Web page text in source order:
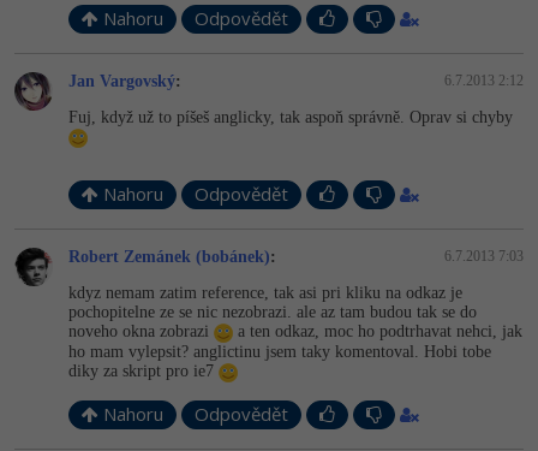
Nahoru Odpovědět
Jan Vargovský: 6.7.2013 2:12
Fuj, když už to píšeš anglicky, tak aspoň správně. Oprav si chyby
Nahoru Odpovědět
Robert Zemánek (bobánek): 6.7.2013 7:03
kdyz nemam zatim reference, tak asi pri kliku na odkaz je
pochopitelne ze se nic nezobrazi. ale az tam budou tak se do
noveho okna zobrazi
a ten odkaz, moc ho podtrhavat nehci, jak
ho mam vylepsit? anglictinu jsem taky komentoval. Hobi tobe
diky za skript pro ie7
Nahoru Odpovědět